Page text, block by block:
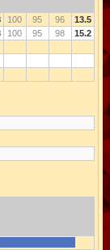
100 95 96
13.5
100 95 98 15.2